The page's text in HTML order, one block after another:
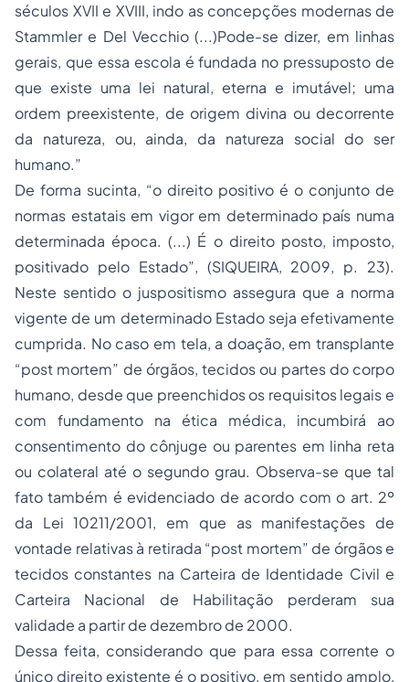
séculos XVII e XVIII, indo as concepções modernas de
Stammler e Del Vecchio (...)Pode-se dizer, em linhas
gerais, que essa escola é fundada no pressuposto de
que existe uma lei natural, eterna e imutável; uma
ordem preexistente, de origem divina ou decorrente
da natureza, ou, ainda, da natureza social do ser
humano.”
De forma sucinta, “o direito positivo é o conjunto de
normas estatais em vigor em determinado país numa
determinada época. (...) É o direito posto, imposto,
positivado pelo Estado”, (SIQUEIRA, 2009, p. 23).
Neste sentido o juspositismo assegura que a norma
vigente de um determinado Estado seja efetivamente
cumprida. No caso em tela, a doação, em transplante
“post mortem” de órgãos, tecidos ou partes do corpo
humano, desde que preenchidos os requisitos legais e
com fundamento na ética médica, incumbirá ao
consentimento do cônjuge ou parentes em linha reta
ou colateral até o segundo grau. Observa-se que tal
fato também é evidenciado de acordo com o art. 2º
da Lei 10211/2001, em que as manifestações de
vontade relativas à retirada “post mortem” de órgãos e
tecidos constantes na Carteira de Identidade Civil e
Carteira Nacional de Habilitação perderam sua
validade a partir de dezembro de 2000.
Dessa feita, considerando que para essa corrente o
único direito existente é o positivo, em sentido amplo,